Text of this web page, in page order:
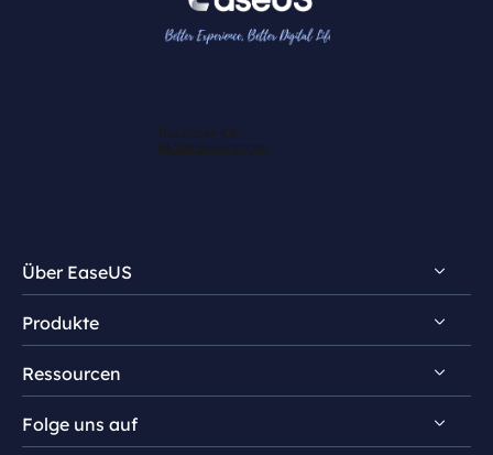
Über EaseUS
Impressum
Review & Auszeichnungen
Lizenz
Produkte
EaseUS NTFS For Mac
EaseUS DupFiles Cleaner
Ressourcen
NTFS for Mac Tipps
Folge uns auf